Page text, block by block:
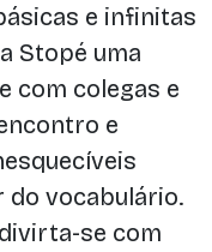
e infinitas
Stopé uma
com colegas e
e
do vocabulário.
se com